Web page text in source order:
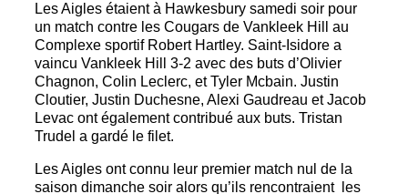
Les Aigles étaient à Hawkesbury samedi soir pour
un match contre les Cougars de Vankleek Hill au
Complexe sportif Robert Hartley. Saint-Isidore a
vaincu Vankleek Hill 3-2 avec des buts d’Olivier
Chagnon, Colin Leclerc, et Tyler Mcbain. Justin
Cloutier, Justin Duchesne, Alexi Gaudreau et Jacob
Levac ont également contribué aux buts. Tristan
Trudel a gardé le filet.
Les Aigles ont connu leur premier match nul de la
saison dimanche soir alors qu’ils rencontraient les